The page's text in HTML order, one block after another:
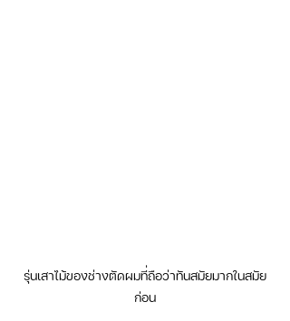
รุ่นเสาไม้ของช่างตัดผมที่ถือว่าทันสมัยมากในสมัย
ก่อน